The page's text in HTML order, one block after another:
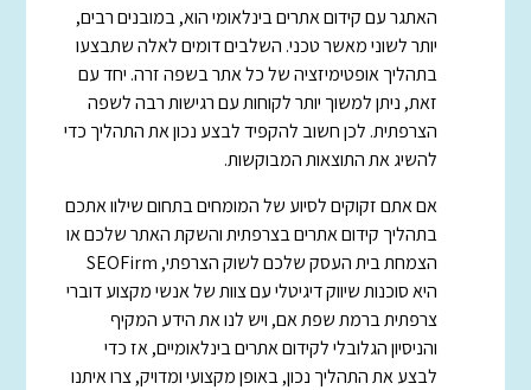
האתגר עם קידום אתרים בינלאומי הוא, במובנים רבים,
יותר לשוני מאשר טכני. השלבים דומים לאלה שתבצעו
בתהליך אופטימיזציה של כל אתר בשפה זרה. יחד עם
זאת, ניתן למשוך יותר לקוחות עם רגישות רבה לשפה
הצרפתית. לכן חשוב להקפיד לבצע נכון את התהליך כדי
להשיג את התוצאות המבוקשות.
אם אתם זקוקים לסיוע של המומחים בתחום שילוו אתכם
בתהליך קידום אתרים בצרפתית והשקת האתר שלכם או
הצמחת בית העסק שלכם לשוק הצרפתי, SEOFirm
היא סוכנות שיווק דיגיטלי עם צוות של אנשי מקצוע דוברי
צרפתית ברמת שפת אם, ויש לנו את הידע המקיף
והניסיון הגלובלי לקידום אתרים בינלאומיים, אז כדי
לבצע את התהליך נכון, באופן מקצועי ומדויק, צרו איתנו